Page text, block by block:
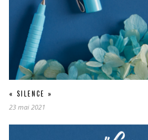
« SILENCE »
23 mai 2021